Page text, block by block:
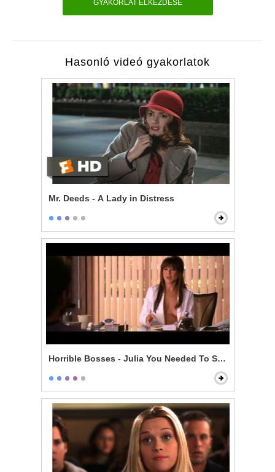
GYAKORLAT ELKEZDÉSE
Hasonló videó gyakorlatok
Mr. Deeds - A Lady in Distress
Horrible Bosses - Julia You Needed To See Me